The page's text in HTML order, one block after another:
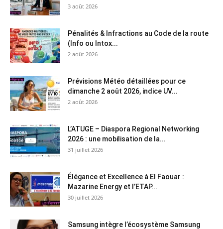
3 août 2026
Pénalités & Infractions au Code de la route
(Info ou Intox...
2 août 2026
Prévisions Météo détaillées pour ce
dimanche 2 août 2026, indice UV...
2 août 2026
L’ATUGE – Diaspora Regional Networking
2026 : une mobilisation de la...
31 juillet 2026
Élégance et Excellence à El Faouar :
Mazarine Energy et l’ETAP...
30 juillet 2026
Samsung intègre l’écosystème Samsung